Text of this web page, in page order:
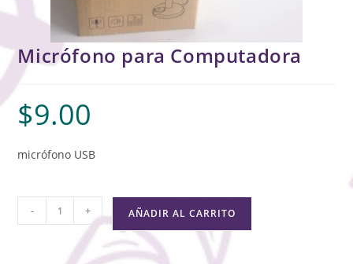
Micrófono para Computadora
$9.00
micrófono USB
- + AÑADIR AL CARRITO